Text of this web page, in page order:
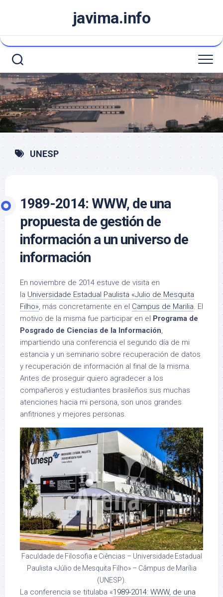
javima.info
UNESP
1989-2014: WWW, de una
propuesta de gestión de
información a un universo de
información
En noviembre de 2014 estuve de visita en
la Universidade Estadual Paulista «Julio de Mesquita
Filho», más concretamente en el Campus de Marilia. El
motivo de la misma fue participar en el Programa de
Posgrado de Ciencias de la Información,
impartiendo una conferencia el segundo día de mi
estancia y un seminario sobre recuperación de datos
y recuperación de información al final de la misma.
Antes de proseguir quiero agradecer a los
compañeros y estudiantes brasileños sus muchas
atenciones hacia mi persona, son unos grandes
anfitriones y mejores personas.
Faculdade de Filosofia e Ciências – Universidade Estadual
Paulista «Júlio de Mesquita Filho» – Câmpus de Marília
(UNESP).
La conferencia se titulaba «1989-2014: WWW, de una